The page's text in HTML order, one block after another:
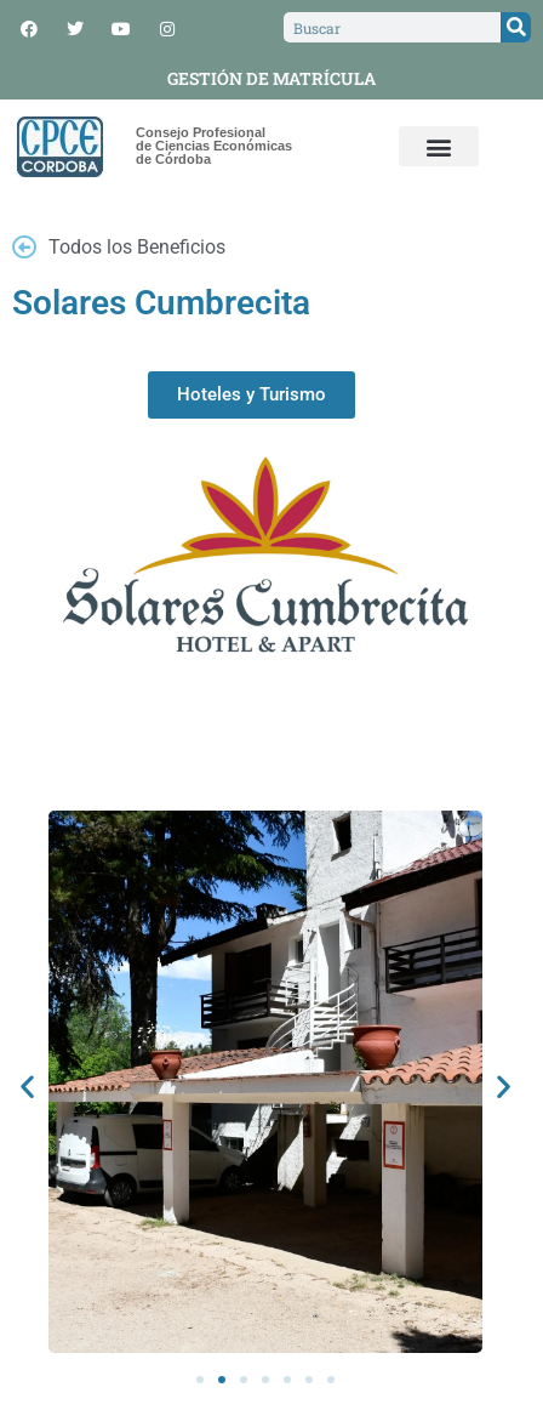
GESTIÓN DE MATRÍCULA
Consejo Profesional
de Ciencias Económicas
de Córdoba
Todos los Beneficios
Solares Cumbrecita
Hoteles y Turismo